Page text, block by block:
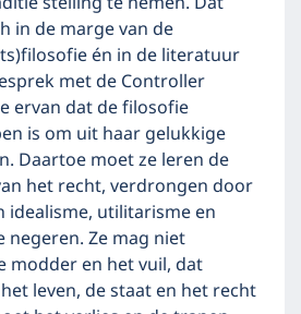
in de marge van de
én in de literatuur
met de Controller
ervan dat de filosofie
is om uit haar gelukkige
Daartoe moet ze leren de
het recht, verdrongen door
idealisme, utilitarisme en
negeren. Ze mag niet
modder en het vuil, dat
leven, de staat en het recht